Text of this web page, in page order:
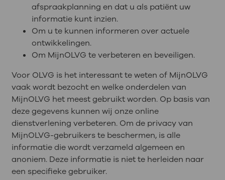
afspraakplanning en dat u als patiënt uw
informatie kunt inzien.
Om u te kunnen informeren over actuele
ontwikkelingen.
Om MijnOLVG te verbeteren en beveiligen.
Voor OLVG is het interessant te weten of MijnOLVG
vaak wordt bezocht en welke onderdelen van
MijnOLVG het meest gebruikt worden. Op basis van
deze gegevens kunnen wij onze online
dienstverlening verbeteren. Om de privacy van
MijnOLVG-gebruikers te beschermen, is alle
informatie die wordt verzameld algemeen en
anoniem. Deze informatie is niet te herleiden naar
een specifieke gebruiker.